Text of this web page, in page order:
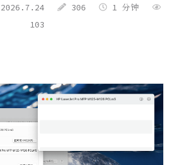
2026.7.24 306
1 分钟
103